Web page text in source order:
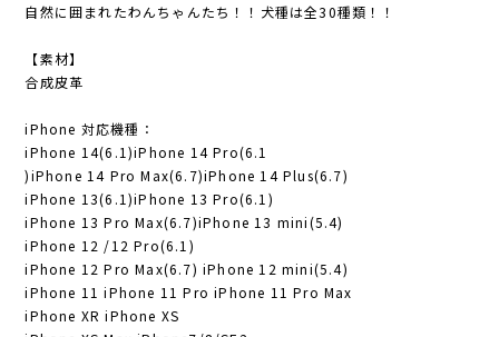
自然に囲まれたわんちゃんたち！！犬種は全30種類！！
【素材】
合成皮革
iPhone 対応機種：
iPhone 14(6.1)iPhone 14 Pro(6.1
)iPhone 14 Pro Max(6.7)iPhone 14 Plus(6.7)
iPhone 13(6.1)iPhone 13 Pro(6.1)
iPhone 13 Pro Max(6.7)iPhone 13 mini(5.4)
iPhone 12 /12 Pro(6.1)
iPhone 12 Pro Max(6.7) iPhone 12 mini(5.4)
iPhone 11 iPhone 11 Pro iPhone 11 Pro Max
iPhone XR iPhone XS